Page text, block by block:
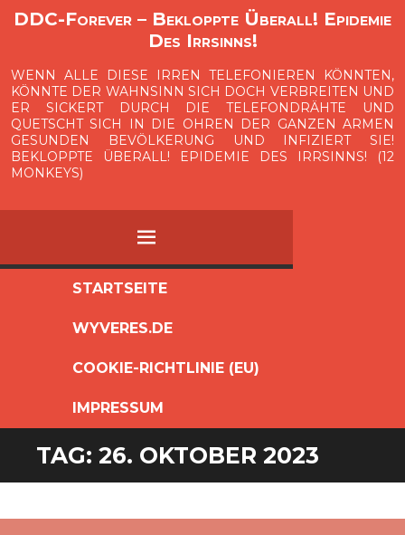
DDC-Forever – Bekloppte Überall! Epidemie
Des Irrsinns!
WENN ALLE DIESE IRREN TELEFONIEREN KÖNNTEN,
KÖNNTE DER WAHNSINN SICH DOCH VERBREITEN UND
ER SICKERT DURCH DIE TELEFONDRÄHTE UND
QUETSCHT SICH IN DIE OHREN DER GANZEN ARMEN
GESUNDEN BEVÖLKERUNG UND INFIZIERT SIE!
BEKLOPPTE ÜBERALL! EPIDEMIE DES IRRSINNS! (12
MONKEYS)
MENÜ
SPRINGEN
STARTSEITE
WYVERES.DE
COOKIE-RICHTLINIE (EU)
IMPRESSUM
TAG: 26. OKTOBER 2023